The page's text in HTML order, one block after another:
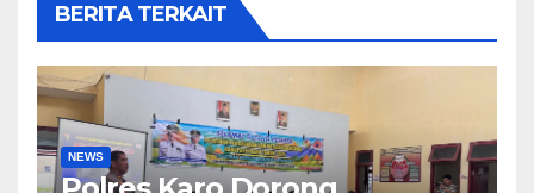
BERITA TERKAIT
NEWS